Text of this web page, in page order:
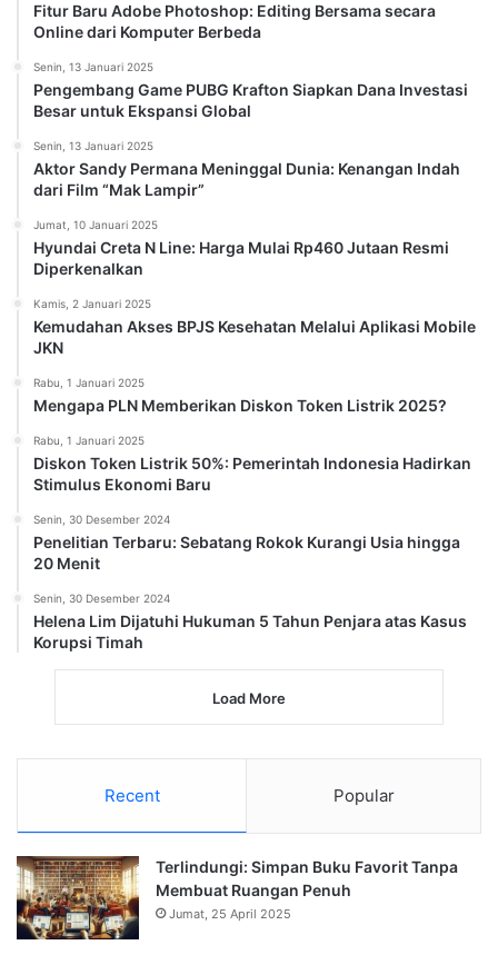
Fitur Baru Adobe Photoshop: Editing Bersama secara
Online dari Komputer Berbeda
Senin, 13 Januari 2025
Pengembang Game PUBG Krafton Siapkan Dana Investasi
Besar untuk Ekspansi Global
Senin, 13 Januari 2025
Aktor Sandy Permana Meninggal Dunia: Kenangan Indah
dari Film “Mak Lampir”
Jumat, 10 Januari 2025
Hyundai Creta N Line: Harga Mulai Rp460 Jutaan Resmi
Diperkenalkan
Kamis, 2 Januari 2025
Kemudahan Akses BPJS Kesehatan Melalui Aplikasi Mobile
JKN
Rabu, 1 Januari 2025
Mengapa PLN Memberikan Diskon Token Listrik 2025?
Rabu, 1 Januari 2025
Diskon Token Listrik 50%: Pemerintah Indonesia Hadirkan
Stimulus Ekonomi Baru
Senin, 30 Desember 2024
Penelitian Terbaru: Sebatang Rokok Kurangi Usia hingga
20 Menit
Senin, 30 Desember 2024
Helena Lim Dijatuhi Hukuman 5 Tahun Penjara atas Kasus
Korupsi Timah
Load More
Recent Popular
Terlindungi: Simpan Buku Favorit Tanpa
Membuat Ruangan Penuh
Jumat, 25 April 2025